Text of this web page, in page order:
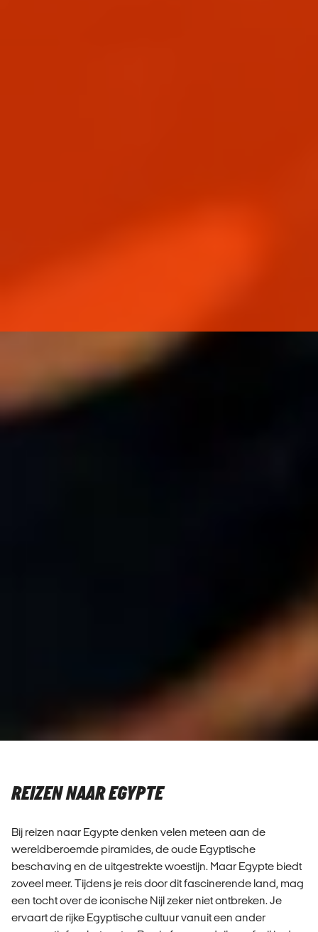
REIZEN NAAR EGYPTE
Bij reizen naar Egypte denken velen meteen aan de
wereldberoemde piramides, de oude Egyptische
beschaving en de uitgestrekte woestijn. Maar Egypte biedt
zoveel meer. Tijdens je reis door dit fascinerende land, mag
een tocht over de iconische Nijl zeker niet ontbreken. Je
ervaart de rijke Egyptische cultuur vanuit een ander